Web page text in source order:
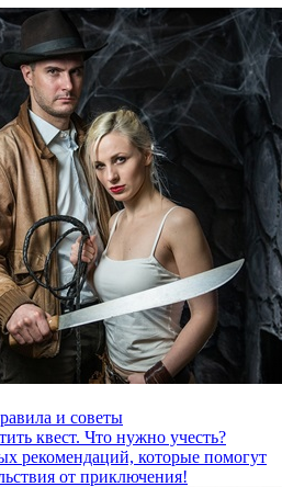
и советы
квест. Что нужно учесть?
рекомендаций, которые помогут
от приключения!